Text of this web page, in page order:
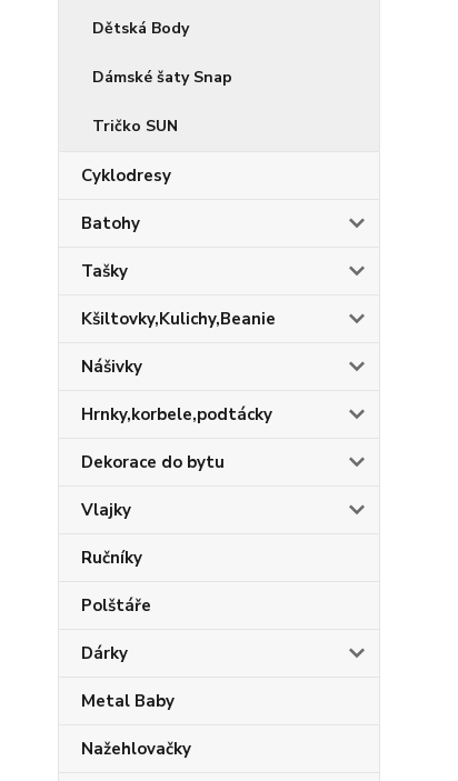
Dětská Body
Dámské šaty Snap
Tričko SUN
Cyklodresy
Batohy
Tašky
Kšiltovky,Kulichy,Beanie
Nášivky
Hrnky,korbele,podtácky
Dekorace do bytu
Vlajky
Ručníky
Polštáře
Dárky
Metal Baby
Nažehlovačky